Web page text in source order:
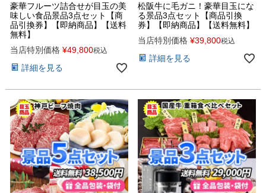
豪華フルーツ詰合せが目玉の美
味しい食品景品3点セット【商
品引換券】【即納商品】【送料
無料】
当店特別価格 ¥49,800税込
詳細を見る
松阪牛に毛ガニ！豪華目玉にな
る景品3点セット【商品引換
券】【即納商品】【送料無料】
当店特別価格 ¥39,800税込
詳細を見る